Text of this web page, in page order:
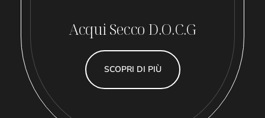
Acqui Secco D.O.C.G
SCOPRI DI PIÙ